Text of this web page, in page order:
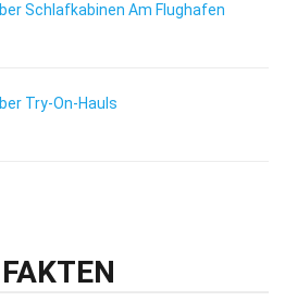
Schlafkabinen Am Flughafen
Try-On-Hauls